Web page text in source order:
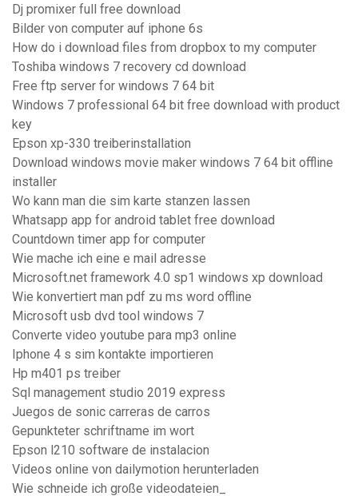
Dj promixer full free download
Bilder von computer auf iphone 6s
How do i download files from dropbox to my computer
Toshiba windows 7 recovery cd download
Free ftp server for windows 7 64 bit
Windows 7 professional 64 bit free download with product
key
Epson xp-330 treiberinstallation
Download windows movie maker windows 7 64 bit offline
installer
Wo kann man die sim karte stanzen lassen
Whatsapp app for android tablet free download
Countdown timer app for computer
Wie mache ich eine e mail adresse
Microsoft.net framework 4.0 sp1 windows xp download
Wie konvertiert man pdf zu ms word offline
Microsoft usb dvd tool windows 7
Converte video youtube para mp3 online
Iphone 4 s sim kontakte importieren
Hp m401 ps treiber
Sql management studio 2019 express
Juegos de sonic carreras de carros
Gepunkteter schriftname im wort
Epson l210 software de instalacion
Videos online von dailymotion herunterladen
Wie schneide ich große videodateien_